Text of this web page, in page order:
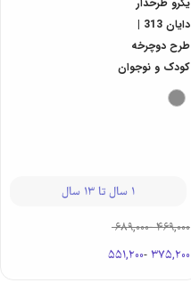
دایان 313 |
طرح دوچرخه
کودک و نوجوان
1 سال تا 13 سال
469,000
-
689,000
375,200
-
551,200